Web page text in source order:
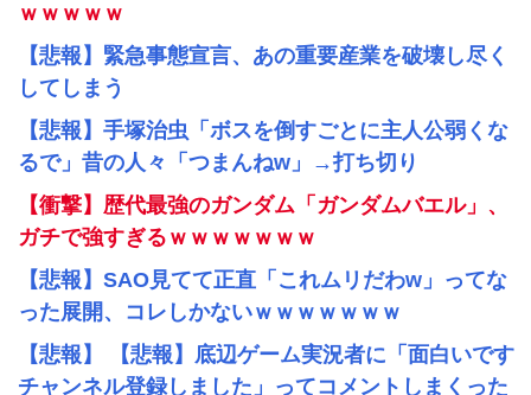
ｗｗｗｗｗ
【悲報】緊急事態宣言、あの重要産業を破壊し尽く
してしまう
【悲報】手塚治虫「ボスを倒すごとに主人公弱くな
るで」昔の人々「つまんねw」→打ち切り
【衝撃】歴代最強のガンダム「ガンダムバエル」、
ガチで強すぎるｗｗｗｗｗｗｗ
【悲報】SAO見てて正直「これムリだわw」ってな
った展開、コレしかないｗｗｗｗｗｗｗ
【悲報】 【悲報】底辺ゲーム実況者に「面白いです
チャンネル登録しました」ってコメントしまくった